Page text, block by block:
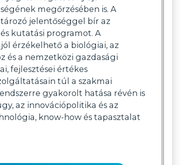
megőrzésében is. A
jelentőséggel bír az
kutatási programot. A
érzékelhető a biológiai, az
és a nemzetközi gazdasági
fejlesztései értékes
túl a szakmai
gyakorolt hatása révén is
az innovációpolitika és az
know-how és tapasztalat